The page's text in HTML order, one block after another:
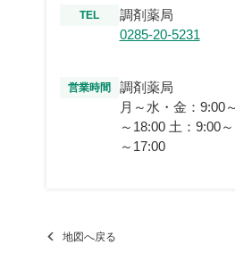
TEL
調剤薬局
0285-20-5231
営業時間
調剤薬局
月～水・金：9:00
～18:00 土：9:00
～17:00
地図へ戻る